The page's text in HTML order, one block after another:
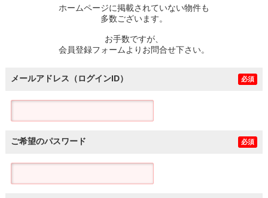
ホームページに掲載されていない物件も
多数ございます。
お手数ですが、
会員登録フォームよりお問合せ下さい。
メールアドレス（ログインID） 必須
ご希望のパスワード 必須